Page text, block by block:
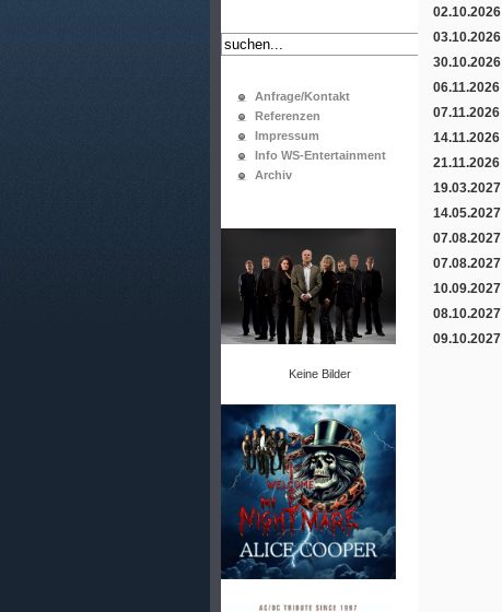
Anfrage/Kontakt
Referenzen
Impressum
Info WS-Entertainment
Archiv
Keine Bilder
02.10.2026
03.10.2026
30.10.2026
06.11.2026
07.11.2026
14.11.2026
21.11.2026
19.03.2027
14.05.2027
07.08.2027
07.08.2027
10.09.2027
08.10.2027
09.10.2027